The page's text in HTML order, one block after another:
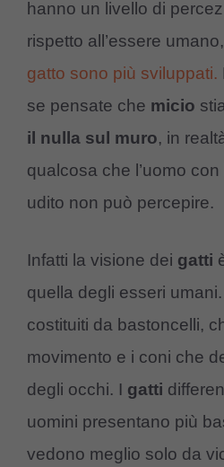
hanno un livello di
rispetto all’essere
gatto sono più sviluppati.
se pensate che micio
il nulla sul muro, in
qualcosa che l’uomo
udito non può percepire.
Infatti la visione dei gatti
quella degli esseri
costituiti da bastoncelli,
movimento e i coni che
degli occhi. I gatti
uomini presentano più
vedono meglio solo da